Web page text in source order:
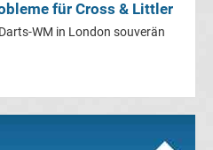
für Cross & Littler
WM in London souverän